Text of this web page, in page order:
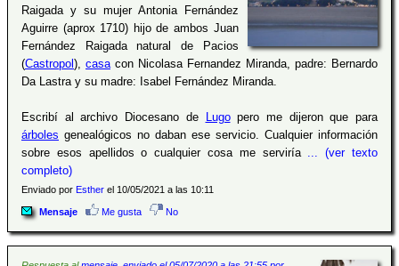
Raigada y su mujer Antonia Fernández
Aguirre (aprox 1710) hijo de ambos Juan
Fernández Raigada natural de Pacios
(Castropol ), casa con Nicolasa Fernandez Miranda, padre: Bernardo
Da Lastra y su madre: Isabel Fernández Miranda.
Escribí al archivo Diocesano de Lugopero me dijeron que para
árboles genealógicos no daban ese servicio. Cualquier información
sobre esos apellidos o cualquier cosa me serviría
... (ver texto
completo)
Enviado por Esther el 10/05/2021 a las 10:11
Mensaje Me gusta No